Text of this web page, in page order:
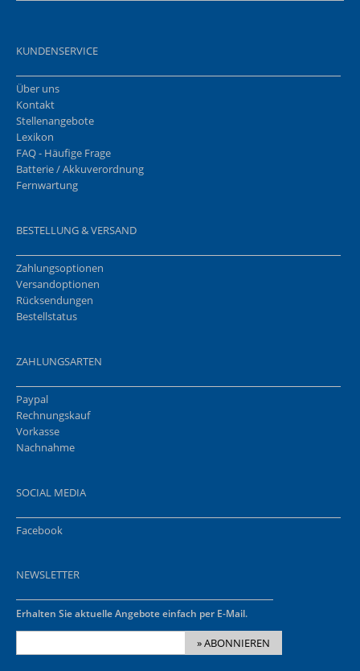
KUNDENSERVICE
Über uns
Kontakt
Stellenangebote
Lexikon
FAQ - Häufige Frage
Batterie / Akkuverordnung
Fernwartung
BESTELLUNG & VERSAND
Zahlungsoptionen
Versandoptionen
Rücksendungen
Bestellstatus
ZAHLUNGSARTEN
Paypal
Rechnungskauf
Vorkasse
Nachnahme
SOCIAL MEDIA
Facebook
NEWSLETTER
Erhalten Sie aktuelle Angebote einfach per E-Mail.
» ABONNIEREN